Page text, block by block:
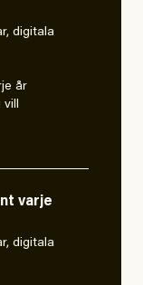
digitala
år
vill
varje
digitala